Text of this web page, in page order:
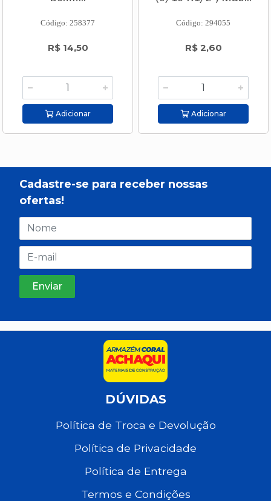
Código: 258377
R$ 14,50
Adicionar
Código: 294055
R$ 2,60
Adicionar
Cadastre-se para receber nossas
ofertas!
DÚVIDAS
Política de Troca e Devolução
Política de Privacidade
Política de Entrega
Termos e Condições